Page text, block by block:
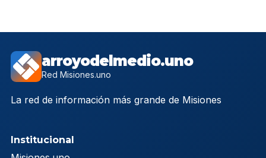
arroyodelmedio.uno
Red Misiones.uno
La red de información más grande de Misiones
Institucional